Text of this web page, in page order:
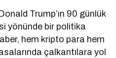
Trump’ın 90 günlük
yönünde bir politika
hem kripto para hem
çalkantılara yol